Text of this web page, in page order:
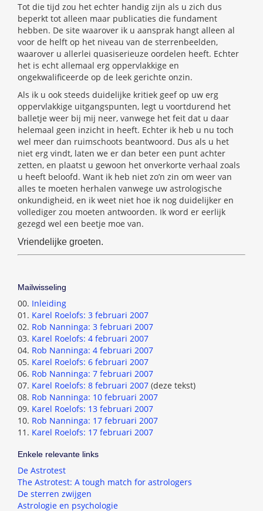
Tot die tijd zou het echter handig zijn als u zich dus
beperkt tot alleen maar publicaties die fundament
hebben. De site waarover ik u aansprak hangt alleen al
voor de helft op het niveau van de sterrenbeelden,
waarover u allerlei quasiserieuze oordelen heeft. Echter
het is echt allemaal erg oppervlakkige en
ongekwalificeerde op de leek gerichte onzin.
Als ik u ook steeds duidelijke kritiek geef op uw erg
oppervlakkige uitgangspunten, legt u voortdurend het
balletje weer bij mij neer, vanwege het feit dat u daar
helemaal geen inzicht in heeft. Echter ik heb u nu toch
wel meer dan ruimschoots beantwoord. Dus als u het
niet erg vindt, laten we er dan beter een punt achter
zetten, en plaatst u gewoon het onverkorte verhaal zoals
u heeft beloofd. Want ik heb niet zo’n zin om weer van
alles te moeten herhalen vanwege uw astrologische
onkundigheid, en ik weet niet hoe ik nog duidelijker en
vollediger zou moeten antwoorden. Ik word er eerlijk
gezegd wel een beetje moe van.
Vriendelijke groeten.
Mailwisseling
00. Inleiding
01. Karel Roelofs: 3 februari 2007
02. Rob Nanninga: 3 februari 2007
03. Karel Roelofs: 4 februari 2007
04. Rob Nanninga: 4 februari 2007
05. Karel Roelofs: 6 februari 2007
06. Rob Nanninga: 7 februari 2007
07. Karel Roelofs: 8 februari 2007 (deze tekst)
08. Rob Nanninga: 10 februari 2007
09. Karel Roelofs: 13 februari 2007
10. Rob Nanninga: 17 februari 2007
11. Karel Roelofs: 17 februari 2007
Enkele relevante links
De Astrotest
The Astrotest: A tough match for astrologers
De sterren zwijgen
Astrologie en psychologie